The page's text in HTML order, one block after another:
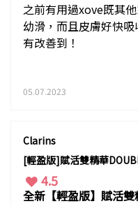
之前有用過xove既其
幼滑，而且皮膚好快
有改善到！
05.07.2023
Clarins
[輕盈版]賦活雙精華
4.5
全新【輕盈版】賦活雙